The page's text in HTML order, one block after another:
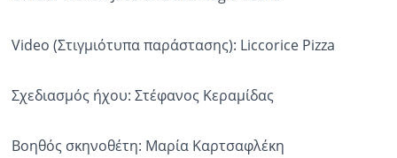
Video (Στιγμιότυπα παράστασης): Liccorice Pizza
Σχεδιασμός ήχου: Στέφανος Κεραμίδας
Βοηθός σκηνοθέτη: Μαρία Καρτσαφλέκη